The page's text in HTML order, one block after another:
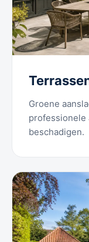
Groene
professionele
beschadigen.